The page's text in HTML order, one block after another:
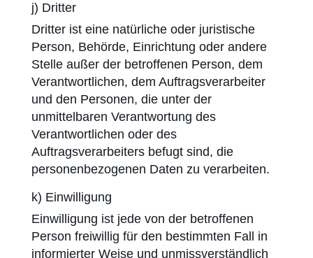
j) Dritter
Dritter ist eine natürliche oder juristische
Person, Behörde, Einrichtung oder andere
Stelle außer der betroffenen Person, dem
Verantwortlichen, dem Auftragsverarbeiter
und den Personen, die unter der
unmittelbaren Verantwortung des
Verantwortlichen oder des
Auftragsverarbeiters befugt sind, die
personenbezogenen Daten zu verarbeiten.
k) Einwilligung
Einwilligung ist jede von der betroffenen
Person freiwillig für den bestimmten Fall in
informierter Weise und unmissverständlich